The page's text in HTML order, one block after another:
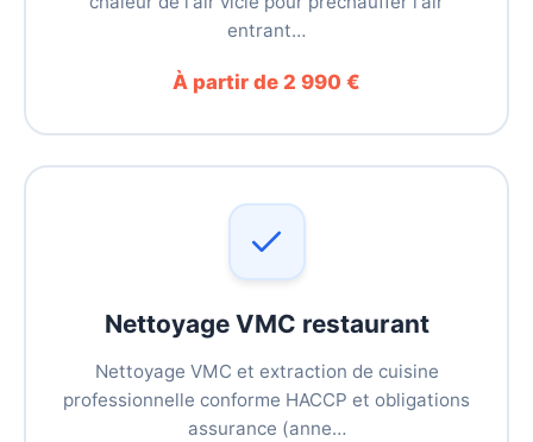
entrant…
À partir de 2 990 €
Nettoyage VMC restaurant
Nettoyage VMC et extraction de cuisine
professionnelle conforme HACCP et obligations
assurance (anne…